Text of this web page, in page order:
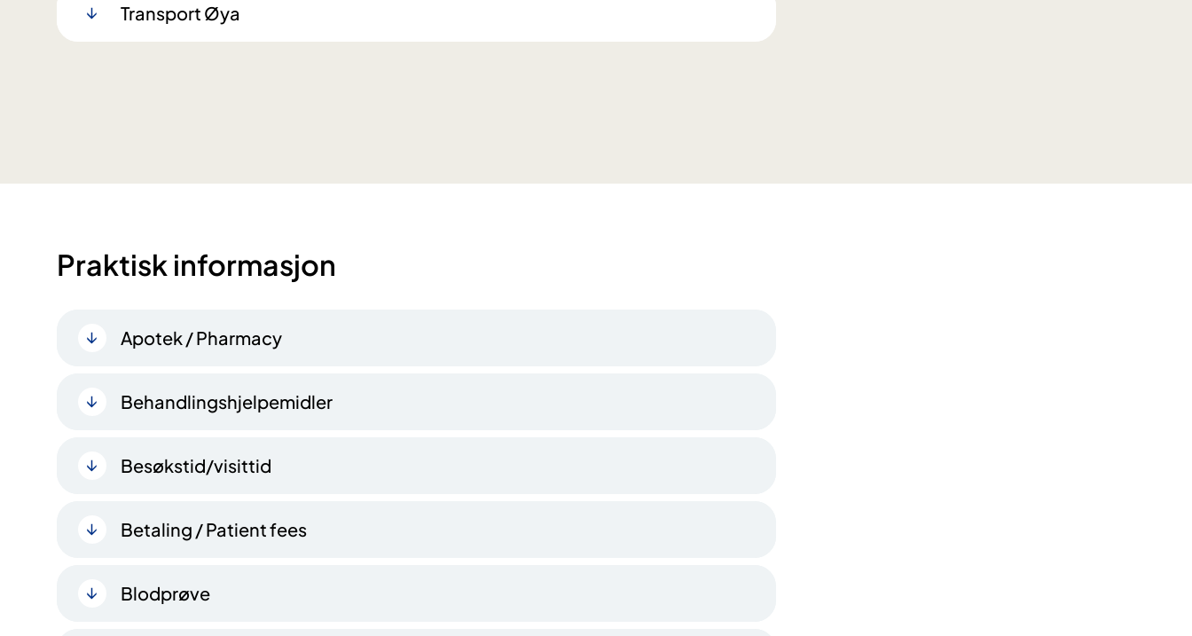
Transport Øya
Praktisk informasjon
Apotek / Pharmacy
Behandlingshjelpemidler
Besøkstid/visittid
Betaling / Patient fees
Blodprøve